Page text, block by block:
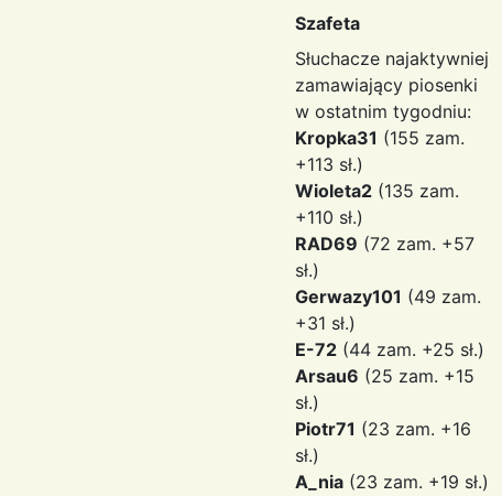
Szafeta
Słuchacze najaktywniej
zamawiający piosenki
w ostatnim tygodniu:
Kropka31 (155 zam.
+113 sł.)
Wioleta2 (135 zam.
+110 sł.)
RAD69 (72 zam. +57
sł.)
Gerwazy101 (49 zam.
+31 sł.)
E-72 (44 zam. +25 sł.)
Arsau6 (25 zam. +15
sł.)
Piotr71 (23 zam. +16
sł.)
A_nia (23 zam. +19 sł.)